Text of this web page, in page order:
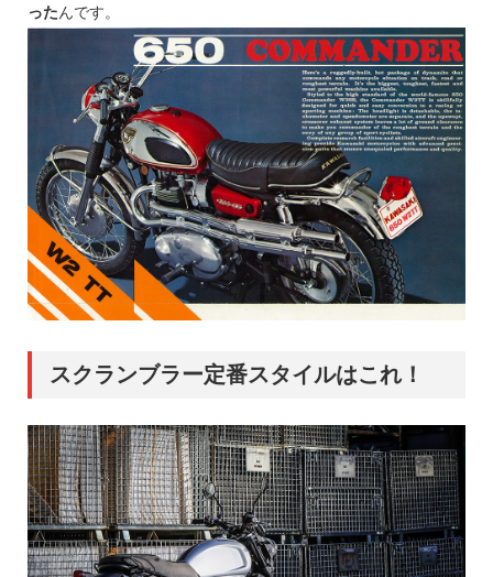
ったんです。
スクランブラー定番スタイルはこれ！